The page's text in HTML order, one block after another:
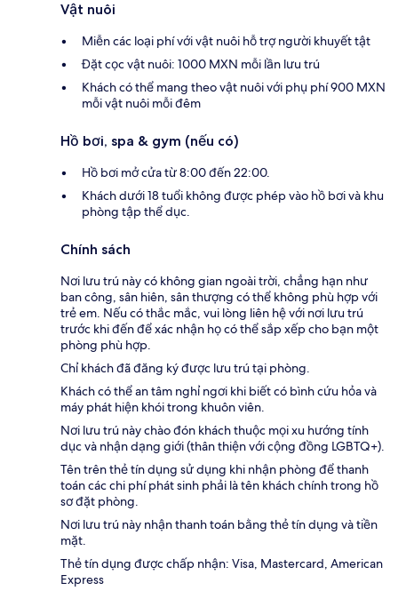
Vật nuôi
Miễn các loại phí với vật nuôi hỗ trợ người khuyết tật
Đặt cọc vật nuôi: 1000 MXN mỗi lần lưu trú
Khách có thể mang theo vật nuôi với phụ phí 900 MXN
mỗi vật nuôi mỗi đêm
Hồ bơi, spa & gym (nếu có)
Hồ bơi mở cửa từ 8:00 đến 22:00.
Khách dưới 18 tuổi không được phép vào hồ bơi và khu
phòng tập thể dục.
Chính sách
Nơi lưu trú này có không gian ngoài trời, chẳng hạn như
ban công, sân hiên, sân thượng có thể không phù hợp với
trẻ em. Nếu có thắc mắc, vui lòng liên hệ với nơi lưu trú
trước khi đến để xác nhận họ có thể sắp xếp cho bạn một
phòng phù hợp.
Chỉ khách đã đăng ký được lưu trú tại phòng.
Khách có thể an tâm nghỉ ngơi khi biết có bình cứu hỏa và
máy phát hiện khói trong khuôn viên.
Nơi lưu trú này chào đón khách thuộc mọi xu hướng tính
dục và nhận dạng giới (thân thiện với cộng đồng LGBTQ+).
Tên trên thẻ tín dụng sử dụng khi nhận phòng để thanh
toán các chi phí phát sinh phải là tên khách chính trong hồ
sơ đặt phòng.
Nơi lưu trú này nhận thanh toán bằng thẻ tín dụng và tiền
mặt.
Thẻ tín dụng được chấp nhận: Visa, Mastercard, American
Express